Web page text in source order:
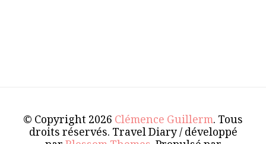
© Copyright 2026 Clémence Guillerm. Tous
droits réservés. Travel Diary / développé